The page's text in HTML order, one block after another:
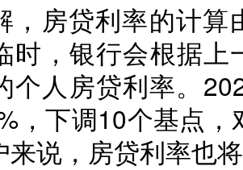
房贷利率的计算
时，银行会根据
个人房贷利率。
，下调10个基点
来说，房贷利率也